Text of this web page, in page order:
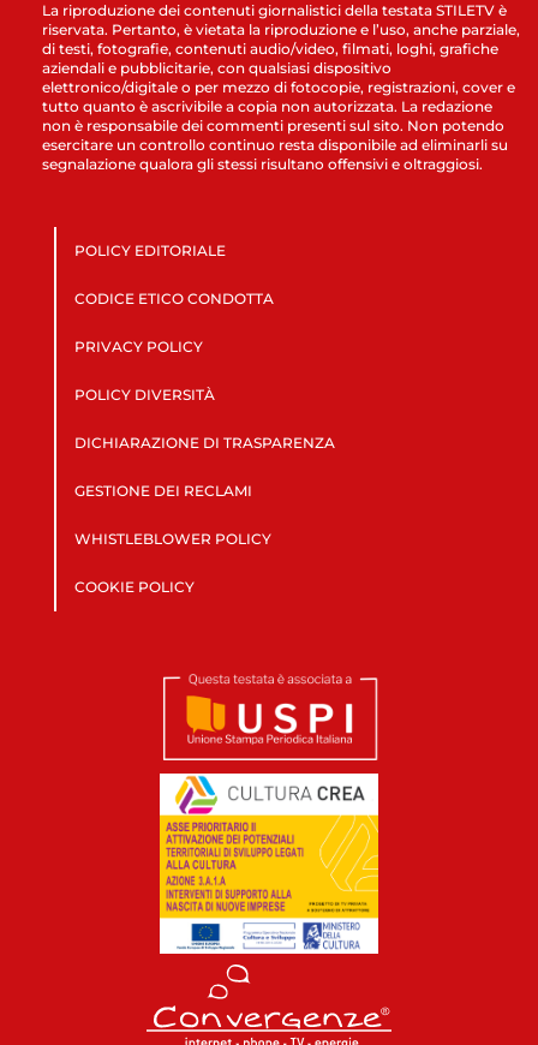
La riproduzione dei contenuti giornalistici della testata STILETV è
riservata. Pertanto, è vietata la riproduzione e l’uso, anche parziale,
di testi, fotografie, contenuti audio/video, filmati, loghi, grafiche
aziendali e pubblicitarie, con qualsiasi dispositivo
elettronico/digitale o per mezzo di fotocopie, registrazioni, cover e
tutto quanto è ascrivibile a copia non autorizzata. La redazione
non è responsabile dei commenti presenti sul sito. Non potendo
esercitare un controllo continuo resta disponibile ad eliminarli su
segnalazione qualora gli stessi risultano offensivi e oltraggiosi.
POLICY EDITORIALE
CODICE ETICO CONDOTTA
PRIVACY POLICY
POLICY DIVERSITÀ
DICHIARAZIONE DI TRASPARENZA
GESTIONE DEI RECLAMI
WHISTLEBLOWER POLICY
COOKIE POLICY